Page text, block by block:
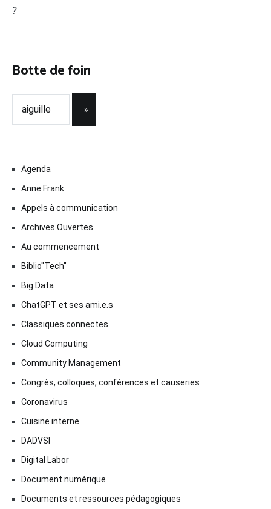
?
Botte de foin
Agenda
Anne Frank
Appels à communication
Archives Ouvertes
Au commencement
Biblio"Tech"
Big Data
ChatGPT et ses ami.e.s
Classiques connectes
Cloud Computing
Community Management
Congrès, colloques, conférences et causeries
Coronavirus
Cuisine interne
DADVSI
Digital Labor
Document numérique
Documents et ressources pédagogiques